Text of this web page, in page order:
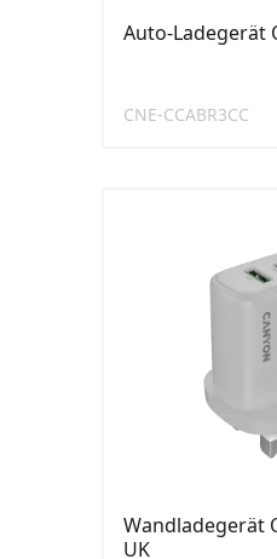
Auto-Ladegerät
CNE-CCABR3CC
Wandladegerät
UK